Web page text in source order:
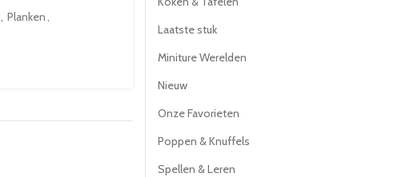
, Planken,
Laatste stuk
Miniture Werelden
Nieuw
Onze Favorieten
Poppen & Knuffels
Spellen & Leren